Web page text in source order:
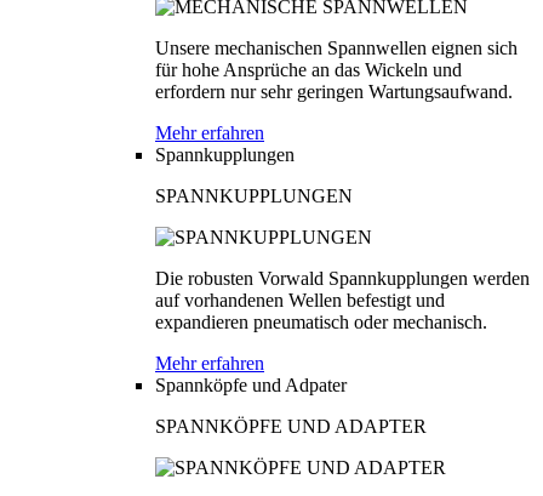
Unsere mechanischen Spannwellen eignen sich
für hohe Ansprüche an das Wickeln und
erfordern nur sehr geringen Wartungsaufwand.
Mehr erfahren
Spannkupplungen
SPANNKUPPLUNGEN
Die robusten Vorwald Spannkupplungen werden
auf vorhandenen Wellen befestigt und
expandieren pneumatisch oder mechanisch.
Mehr erfahren
Spannköpfe und Adpater
SPANNKÖPFE UND ADAPTER